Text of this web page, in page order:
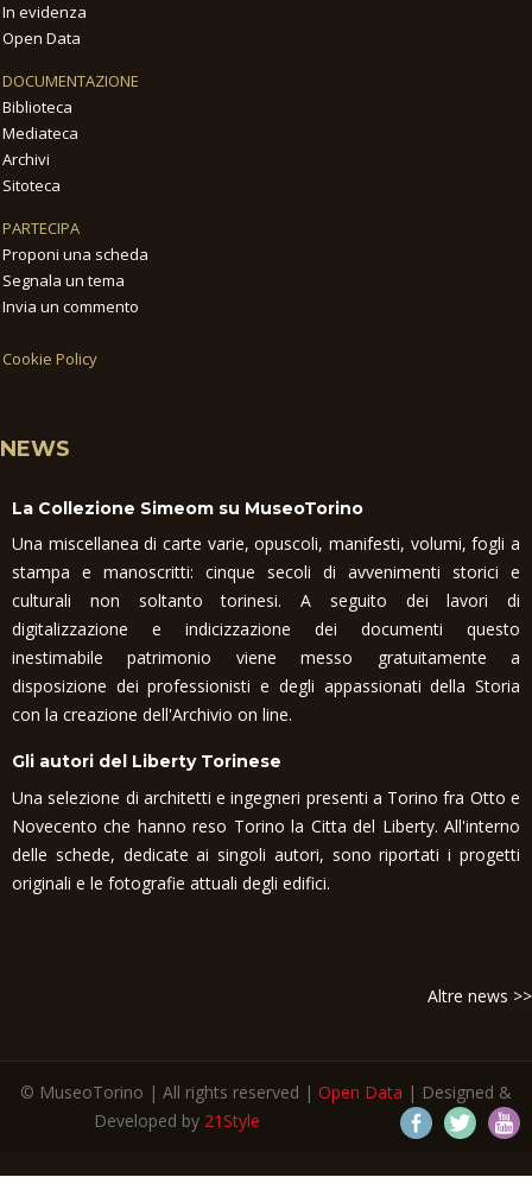
In evidenza
Open Data
DOCUMENTAZIONE
Biblioteca
Mediateca
Archivi
Sitoteca
PARTECIPA
Proponi una scheda
Segnala un tema
Invia un commento
Cookie Policy
NEWS
La Collezione Simeom su MuseoTorino
Una miscellanea di carte varie, opuscoli, manifesti, volumi, fogli a
stampa e manoscritti: cinque secoli di avvenimenti storici e
culturali non soltanto torinesi. A seguito dei lavori di
digitalizzazione e indicizzazione dei documenti questo
inestimabile patrimonio viene messo gratuitamente a
disposizione dei professionisti e degli appassionati della Storia
con la creazione dell'Archivio on line.
Gli autori del Liberty Torinese
Una selezione di architetti e ingegneri presenti a Torino fra Otto e
Novecento che hanno reso Torino la Citta del Liberty. All'interno
delle schede, dedicate ai singoli autori, sono riportati i progetti
originali e le fotografie attuali degli edifici.
Altre news >>
© MuseoTorino | All rights reserved | Open Data | Designed &
Developed by 21Style